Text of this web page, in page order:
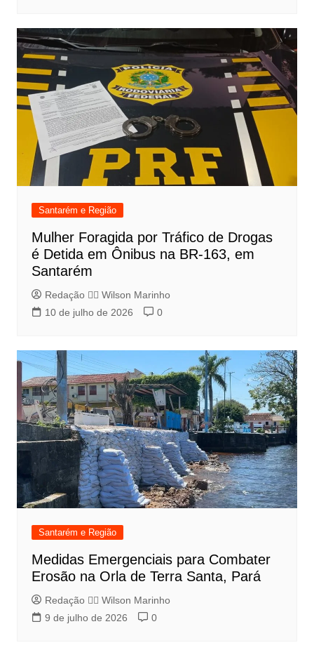
Santarém e Região
Mulher Foragida por Tráfico de Drogas
é Detida em Ônibus na BR-163, em
Santarém
Redação 👨‍⚖️​ Wilson Marinho
10 de julho de 2026
0
Santarém e Região
Medidas Emergenciais para Combater
Erosão na Orla de Terra Santa, Pará
Redação 👨‍⚖️​ Wilson Marinho
9 de julho de 2026
0